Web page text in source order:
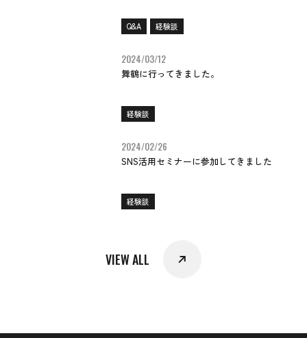
Q&A 経験談
2024/03/12
舞鶴に行ってきました。
経験談
2024/02/26
SNS活用セミナーに参加してきました
経験談
VIEW ALL